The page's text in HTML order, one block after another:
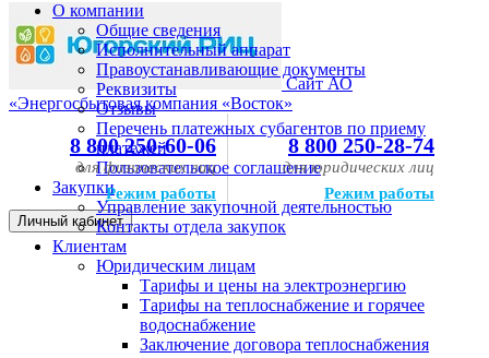
Сайт АО
«Энергосбытовая компания «Восток»
8 800 250-60-06
для физических лиц
Режим работы
8 800 250-28-74
для юридических лиц
Режим работы
Личный кабинет
О компании
Общие сведения
Исполнительный аппарат
Правоустанавливающие документы
Реквизиты
Отзывы
Перечень платежных субагентов по приему
платежей
Пользовательское соглашение
Закупки
Управление закупочной деятельностью
Контакты отдела закупок
Клиентам
Юридическим лицам
Тарифы и цены на электроэнергию
Тарифы на теплоснабжение и горячее
водоснабжение
Заключение договора теплоснабжения